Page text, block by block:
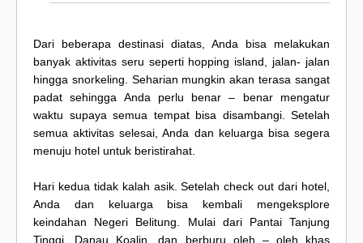
Dari beberapa destinasi diatas, Anda bisa melakukan
banyak aktivitas seru seperti hopping island, jalan- jalan
hingga snorkeling. Seharian mungkin akan terasa sangat
padat sehingga Anda perlu benar – benar mengatur
waktu supaya semua tempat bisa disambangi. Setelah
semua aktivitas selesai, Anda dan keluarga bisa segera
menuju hotel untuk beristirahat.
Hari kedua tidak kalah asik. Setelah check out dari hotel,
Anda dan keluarga bisa kembali mengeksplore
keindahan Negeri Belitung. Mulai dari Pantai Tanjung
Tinggi, Danau Koalin, dan berburu oleh – oleh khas